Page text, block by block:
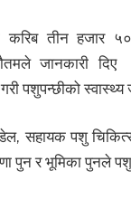
तीन हजार
जानकारी दिए
पशुपन्छीको
सहायक पशु
पुन र भूमिका पुनले